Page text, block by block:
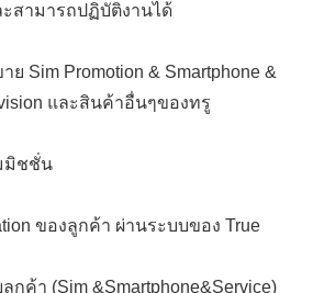
สามารถปฏิบัติงานได้
ย Sim Promotion & Smartphone &
และสินค้าอื่นๆของทรู
มิชชั่น
ของลูกค้า ผ่านระบบของ True
กค้า (Sim &Smartphone&Service)